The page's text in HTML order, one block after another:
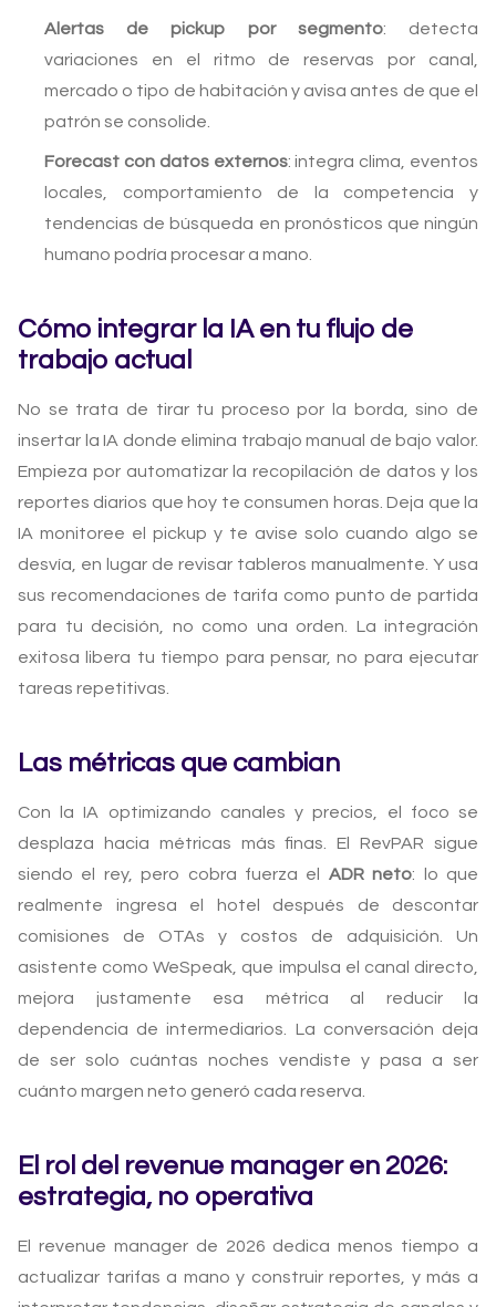
Alertas de pickup por segmento: detecta
variaciones en el ritmo de reservas por canal,
mercado o tipo de habitación y avisa antes de que el
patrón se consolide.
Forecast con datos externos: integra clima, eventos
locales, comportamiento de la competencia y
tendencias de búsqueda en pronósticos que ningún
humano podría procesar a mano.
Cómo integrar la IA en tu flujo de
trabajo actual
No se trata de tirar tu proceso por la borda, sino de
insertar la IA donde elimina trabajo manual de bajo valor.
Empieza por automatizar la recopilación de datos y los
reportes diarios que hoy te consumen horas. Deja que la
IA monitoree el pickup y te avise solo cuando algo se
desvía, en lugar de revisar tableros manualmente. Y usa
sus recomendaciones de tarifa como punto de partida
para tu decisión, no como una orden. La integración
exitosa libera tu tiempo para pensar, no para ejecutar
tareas repetitivas.
Las métricas que cambian
Con la IA optimizando canales y precios, el foco se
desplaza hacia métricas más finas. El RevPAR sigue
siendo el rey, pero cobra fuerza el ADR neto: lo que
realmente ingresa el hotel después de descontar
comisiones de OTAs y costos de adquisición. Un
asistente como WeSpeak, que impulsa el canal directo,
mejora justamente esa métrica al reducir la
dependencia de intermediarios. La conversación deja
de ser solo cuántas noches vendiste y pasa a ser
cuánto margen neto generó cada reserva.
El rol del revenue manager en 2026:
estrategia, no operativa
El revenue manager de 2026 dedica menos tiempo a
actualizar tarifas a mano y construir reportes, y más a